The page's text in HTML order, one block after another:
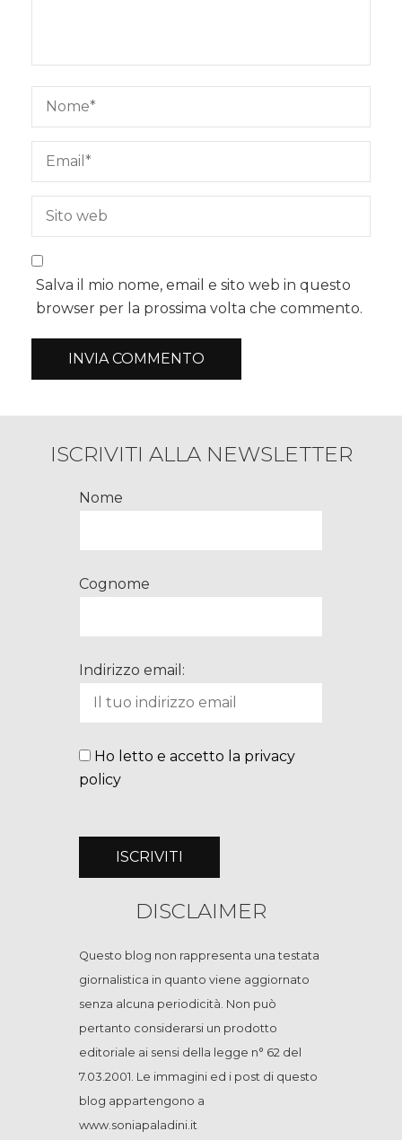
Salva il mio nome, email e sito web in questo
browser per la prossima volta che commento.
ISCRIVITI ALLA NEWSLETTER
Nome
Cognome
Indirizzo email:
Ho letto e accetto la privacy
policy
DISCLAIMER
Questo blog non rappresenta una testata
giornalistica in quanto viene aggiornato
senza alcuna periodicità. Non può
pertanto considerarsi un prodotto
editoriale ai sensi della legge n° 62 del
7.03.2001. Le immagini ed i post di questo
blog appartengono a
www.soniapaladini.it